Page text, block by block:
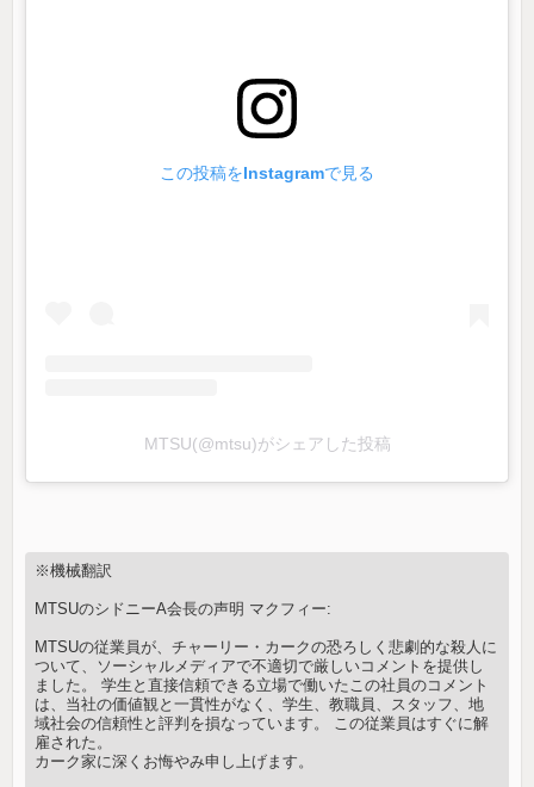
この投稿をInstagramで見る
MTSU(@mtsu)がシェアした投稿
※機械翻訳
MTSUのシドニーA会長の声明 マクフィー:
MTSUの従業員が、チャーリー・カークの恐ろしく悲劇的な殺人に
ついて、ソーシャルメディアで不適切で厳しいコメントを提供し
ました。 学生と直接信頼できる立場で働いたこの社員のコメント
は、当社の価値観と一貫性がなく、学生、教職員、スタッフ、地
域社会の信頼性と評判を損なっています。 この従業員はすぐに解
雇された。
カーク家に深くお悔やみ申し上げます。